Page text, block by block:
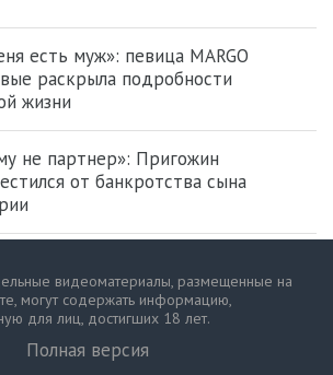
есть муж»: певица MARGO
раскрыла подробности
жизни
не партнер»: Пригожин
от банкротства сына
видеоматериалы, размещенные на
могут содержать информацию,
для лиц, достигших 18 лет.
Полная версия